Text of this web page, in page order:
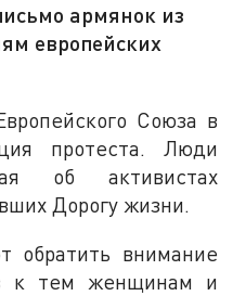
армянок из
европейских
Союза в
протеста. Люди
об активистах
Дорогу жизни.
обратить внимание
к тем женщинам и